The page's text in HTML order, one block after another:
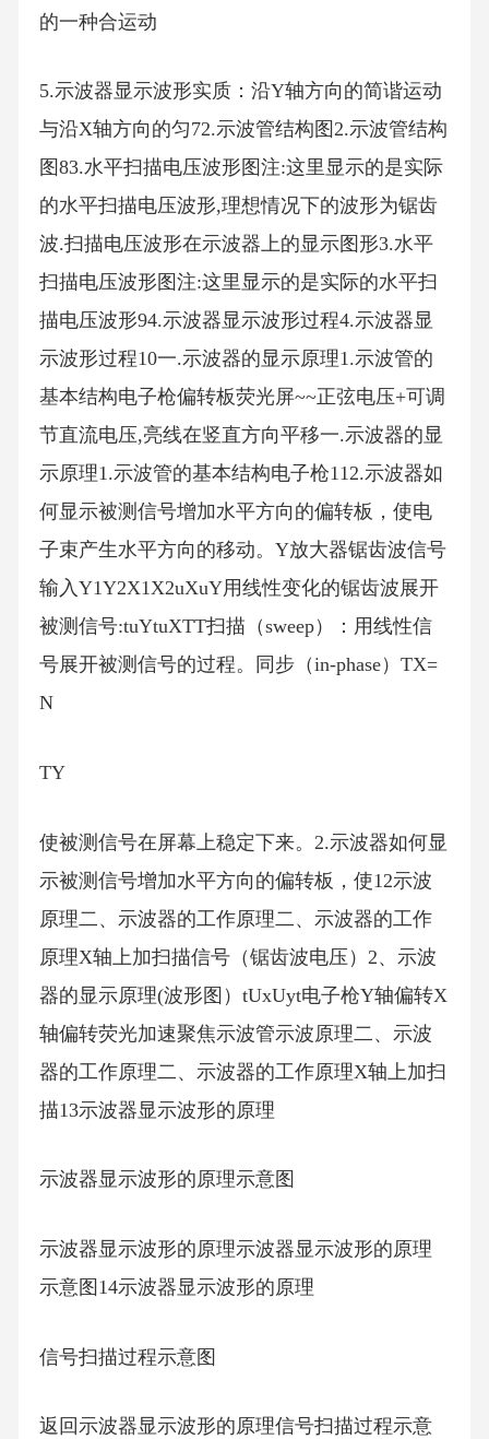
的一种合运动
5.示波器显示波形实质：沿Y轴方向的简谐运动
与沿X轴方向的匀72.示波管结构图2.示波管结构
图83.水平扫描电压波形图注:这里显示的是实际
的水平扫描电压波形,理想情况下的波形为锯齿
波.扫描电压波形在示波器上的显示图形3.水平
扫描电压波形图注:这里显示的是实际的水平扫
描电压波形94.示波器显示波形过程4.示波器显
示波形过程10一.示波器的显示原理1.示波管的
基本结构电子枪偏转板荧光屏~~正弦电压+可调
节直流电压,亮线在竖直方向平移一.示波器的显
示原理1.示波管的基本结构电子枪112.示波器如
何显示被测信号增加水平方向的偏转板，使电
子束产生水平方向的移动。Y放大器锯齿波信号
输入Y1Y2X1X2uXuY用线性变化的锯齿波展开
被测信号:tuYtuXTT扫描（sweep）：用线性信
号展开被测信号的过程。同步（in-phase）TX=
N
TY
使被测信号在屏幕上稳定下来。2.示波器如何显
示被测信号增加水平方向的偏转板，使12示波
原理二、示波器的工作原理二、示波器的工作
原理X轴上加扫描信号（锯齿波电压）2、示波
器的显示原理(波形图）tUxUyt电子枪Y轴偏转X
轴偏转荧光加速聚焦示波管示波原理二、示波
器的工作原理二、示波器的工作原理X轴上加扫
描13示波器显示波形的原理
示波器显示波形的原理示意图
示波器显示波形的原理示波器显示波形的原理
示意图14示波器显示波形的原理
信号扫描过程示意图
返回示波器显示波形的原理信号扫描过程示意